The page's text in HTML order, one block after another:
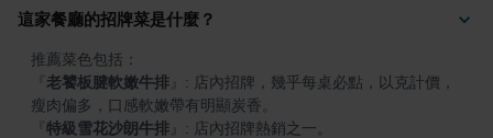
這家餐廳的招牌菜是什麼？
老饕板腱軟嫩牛排
: 店內招牌，幾乎每桌必點，以克計價，
特級雪花沙朗牛排